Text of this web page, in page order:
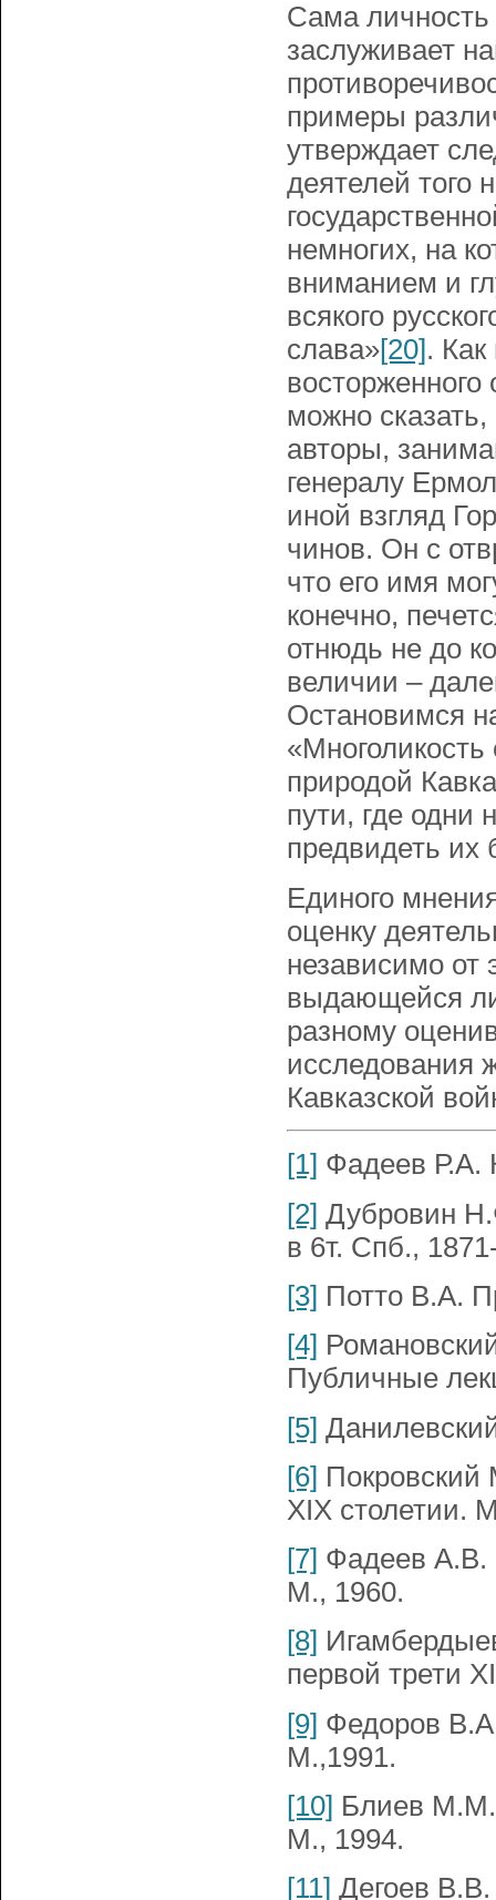
Сама
заслуживает
примеры
утверждает
деятелей того
немногих, на
вниманием и
всякого
слава»[20].
можно
авторы,
генералу
иной взгляд
чинов. Он с
что его имя
конечно,
отнюдь не до
величии –
Остановимся
природой
пути, где одни
предвидеть их
Единого
оценку
независимо от
выдающейся
разному
исследования
Кавказской
[1] Фадеев Р.А.
[2] Дубровин
в 6т. Спб.,
[3] Потто В.А.
[4]
Публичные
[5]
[6]
XIX столетии.
[7] Фадеев А.В.
М., 1960.
[8]
первой трети
[9] Федоров
М.,1991.
[10] Блиев М.М.,
М., 1994.
[11] Дегоев